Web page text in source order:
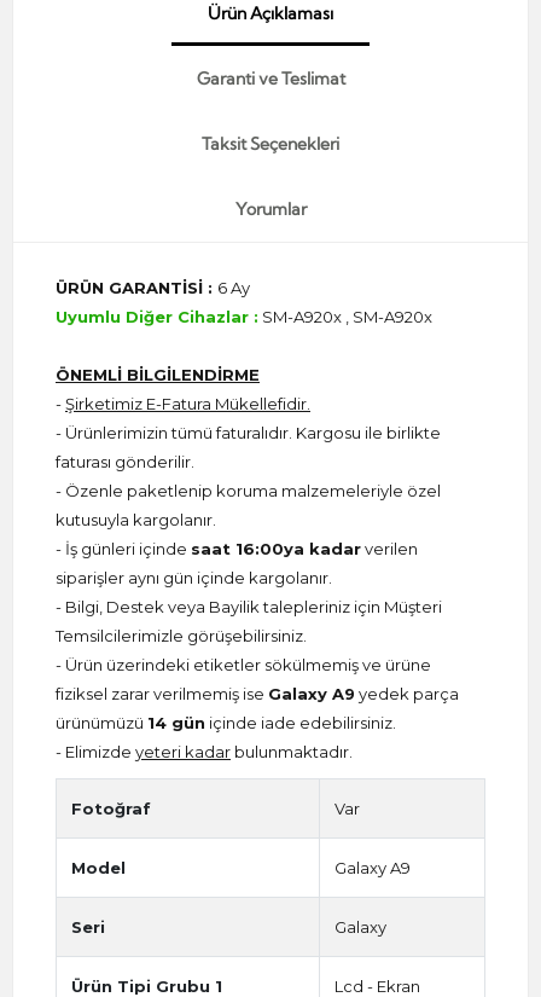
Ürün Açıklaması
Garanti ve Teslimat
Taksit Seçenekleri
Yorumlar
ÜRÜN GARANTİSİ : 6 Ay
Uyumlu Diğer Cihazlar : SM-A920x , SM-A920x
ÖNEMLİ BİLGİLENDİRME
-Şirketimiz E-Fatura Mükellefidir.
- Ürünlerimizin tümü faturalıdır. Kargosu ile birlikte
faturası gönderilir.
- Özenle paketlenip koruma malzemeleriyle özel
kutusuyla kargolanır.
- İş günleri içinde saat 16:00ya kadarverilen
siparişler aynı gün içinde kargolanır.
- Bilgi, Destek veya Bayilik talepleriniz için Müşteri
Temsilcilerimizle görüşebilirsiniz.
- Ürün üzerindeki etiketler sökülmemiş ve ürüne
fiziksel zarar verilmemiş ise Galaxy A9 yedek parça
ürünümüzü 14 gün içinde iade edebilirsiniz.
- Elimizde yeteri kadar bulunmaktadır.
Fotoğraf Var
Model Galaxy A9
Seri Galaxy
Ürün Tipi Grubu 1 Lcd - Ekran